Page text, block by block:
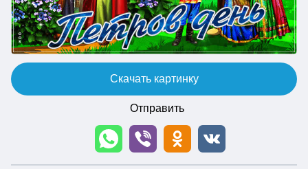
Скачать картинку
Отправить